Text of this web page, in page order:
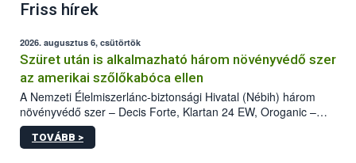
Friss hírek
2026. augusztus 6, csütörtök
Szüret után is alkalmazható három növényvédő szer
az amerikai szőlőkabóca ellen
A Nemzeti Élelmiszerlánc-biztonsági Hivatal (Nébih) három
növényvédő szer – Decis Forte, Klartan 24 EW, Oroganic –
engedélyokiratát módosította, így azok a szüretet követően,
egészen a vesszőérettség (BBCH 91) stádiumáig
TOVÁBB >